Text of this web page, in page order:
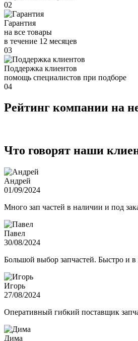
02
Гарантия
на все товары
в течение 12 месяцев
03
Поддержка клиентов
помощь специалистов при подборе
04
Рейтинг компании на
Что говорят наши
Андрей
01/09/2024
Много зап частей в наличии и под
Павел
30/08/2024
Большой выбор запчастей. Быстро и в
Игорь
27/08/2024
Оперативный гибкий поставщик
Дима